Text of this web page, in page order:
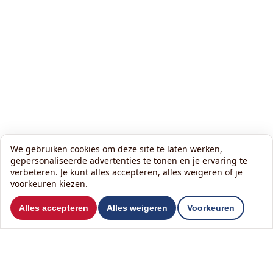
Wil je ons volgen?
Lees onze nieuwsbrief:
We gebruiken cookies om deze site te laten werken,
gepersonaliseerde advertenties te tonen en je ervaring te
verbeteren. Je kunt alles accepteren, alles weigeren of je
voorkeuren kiezen.
Alles accepteren Alles weigeren Voorkeuren